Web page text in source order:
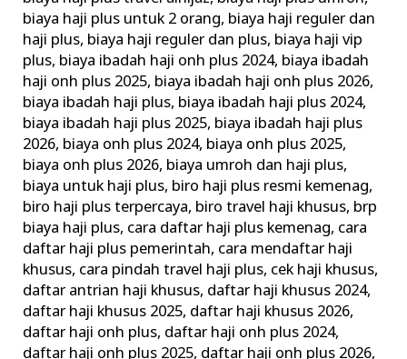
biaya haji plus untuk 2 orang, biaya haji reguler dan
haji plus, biaya haji reguler dan plus, biaya haji vip
plus, biaya ibadah haji onh plus 2024, biaya ibadah
haji onh plus 2025, biaya ibadah haji onh plus 2026,
biaya ibadah haji plus, biaya ibadah haji plus 2024,
biaya ibadah haji plus 2025, biaya ibadah haji plus
2026, biaya onh plus 2024, biaya onh plus 2025,
biaya onh plus 2026, biaya umroh dan haji plus,
biaya untuk haji plus, biro haji plus resmi kemenag,
biro haji plus terpercaya, biro travel haji khusus, brp
biaya haji plus, cara daftar haji plus kemenag, cara
daftar haji plus pemerintah, cara mendaftar haji
khusus, cara pindah travel haji plus, cek haji khusus,
daftar antrian haji khusus, daftar haji khusus 2024,
daftar haji khusus 2025, daftar haji khusus 2026,
daftar haji onh plus, daftar haji onh plus 2024,
daftar haji onh plus 2025, daftar haji onh plus 2026,